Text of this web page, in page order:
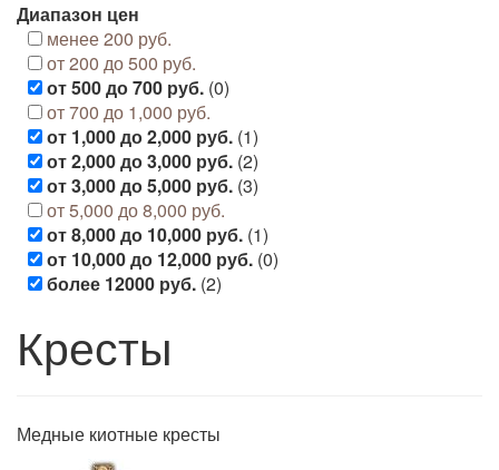
Диапазон цен
менее 200 руб.
от 200 до 500 руб.
от 500 до 700 руб. (0)
от 700 до 1,000 руб.
от 1,000 до 2,000 руб. (1)
от 2,000 до 3,000 руб. (2)
от 3,000 до 5,000 руб. (3)
от 5,000 до 8,000 руб.
от 8,000 до 10,000 руб. (1)
от 10,000 до 12,000 руб. (0)
более 12000 руб. (2)
Кресты
Медные киотные кресты